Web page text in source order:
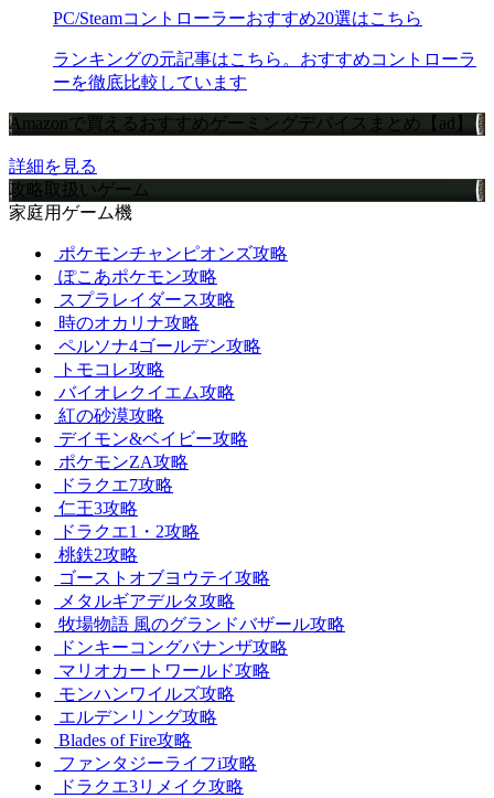
PC/Steamコントローラーおすすめ20選はこちら
ランキングの元記事はこちら。おすすめコントローラ
ーを徹底比較しています
Amazonで買えるおすすめゲーミングデバイスまとめ【ad】
詳細を見る
攻略取扱いゲーム
家庭用ゲーム機
ポケモンチャンピオンズ攻略
ぽこあポケモン攻略
スプラレイダース攻略
時のオカリナ攻略
ペルソナ4ゴールデン攻略
トモコレ攻略
バイオレクイエム攻略
紅の砂漠攻略
デイモン&ベイビー攻略
ポケモンZA攻略
ドラクエ7攻略
仁王3攻略
ドラクエ1・2攻略
桃鉄2攻略
ゴーストオブヨウテイ攻略
メタルギアデルタ攻略
牧場物語 風のグランドバザール攻略
ドンキーコングバナンザ攻略
マリオカートワールド攻略
モンハンワイルズ攻略
エルデンリング攻略
Blades of Fire攻略
ファンタジーライフi攻略
ドラクエ3リメイク攻略